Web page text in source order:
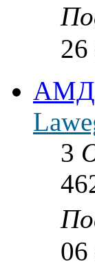
26
АМД,
3
06